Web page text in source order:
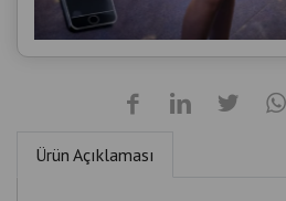
B2B Arcade